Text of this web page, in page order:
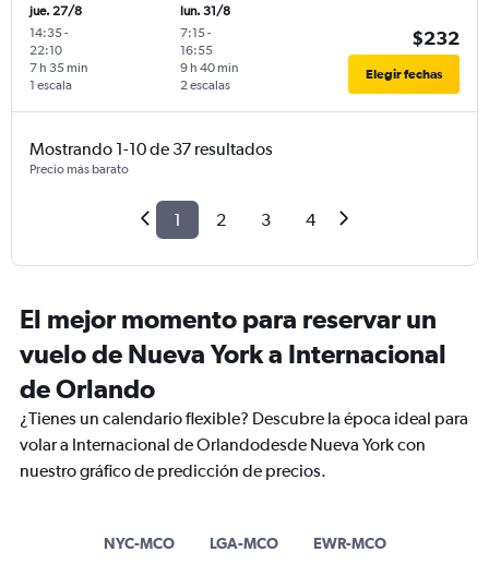
jue. 27/8
14:35-
22:10
1 escala
7 h 35 min
lun. 31/8
7:15-
16:55
2 escalas
9 h 40 min
$232
Elegir fechas
Mostrando 1-10 de 37 resultados
Precio más barato
1 2 3 4
El mejor momento para reservar un
vuelo de Nueva York a Internacional
de Orlando
¿Tienes un calendario flexible? Descubre la época ideal para
volar a Internacional de Orlandodesde Nueva York con
nuestro gráfico de predicción de precios.
NYC-MCO LGA-MCO EWR-MCO